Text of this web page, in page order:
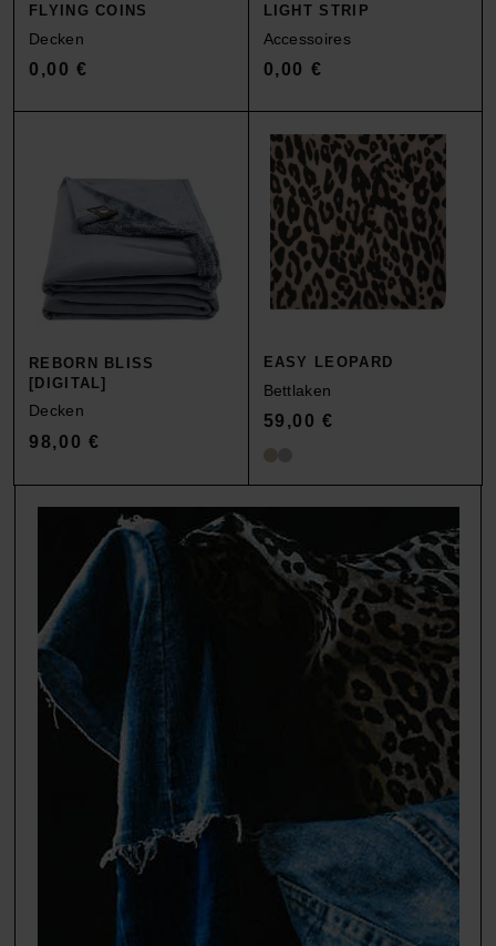
FLYING COINS
Decken
0,00€
LIGHT STRIP
Accessoires
0,00 €
REBORN BLISS
[DIGITAL]
Decken
98,00 €
EASY LEOPARD
Bettlaken
59,00€